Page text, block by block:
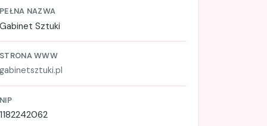
PEŁNA NAZWA
Gabinet Sztuki
STRONA WWW
gabinetsztuki.pl
NIP
1182242062